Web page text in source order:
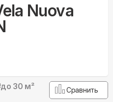
Nuova
до 30 м² Сравнить